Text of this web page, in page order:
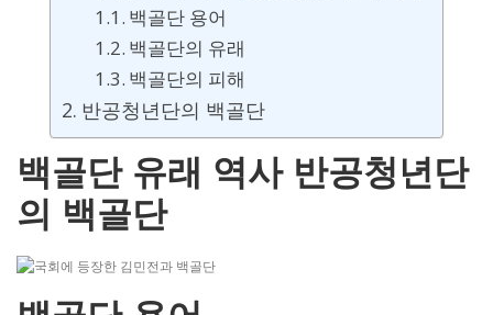
백골단 용어
백골단의 유래
백골단의 피해
반공청년단의 백골단
백골단 유래 역사 반공청년단
의 백골단